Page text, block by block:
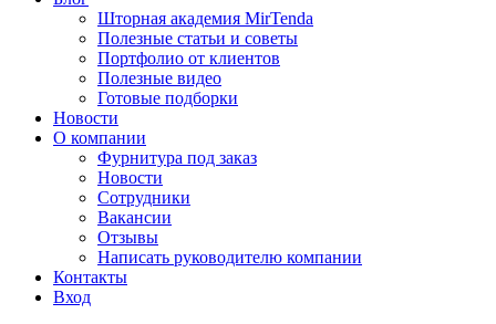
Шторная академия MirTenda
Полезные статьи и советы
Портфолио от клиентов
Полезные видео
Готовые подборки
Новости
О компании
Фурнитура под заказ
Новости
Сотрудники
Вакансии
Отзывы
Написать руководителю компании
Контакты
Вход